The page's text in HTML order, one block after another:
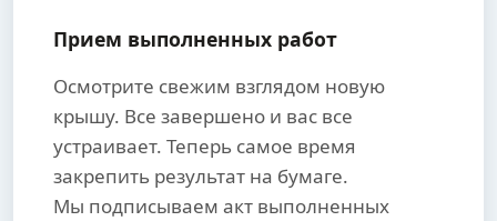
Прием выполненных работ
Осмотрите свежим взглядом новую
крышу. Все завершено и вас все
устраивает. Теперь самое время
закрепить результат на бумаге.
Мы подписываем акт выполненных